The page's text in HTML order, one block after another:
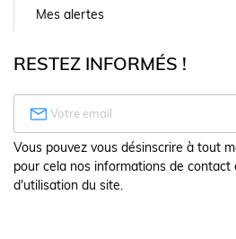
Mes alertes
RESTEZ INFORMÉS !

Vous pouvez vous désinscrire à tout
pour cela nos informations de contact
d'utilisation du site.